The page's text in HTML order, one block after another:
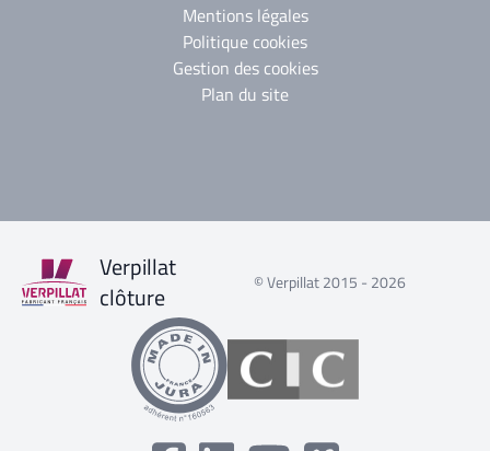
Mentions légales
Politique cookies
Gestion des cookies
Plan du site
Verpillat
clôture
© Verpillat 2015 - 2026